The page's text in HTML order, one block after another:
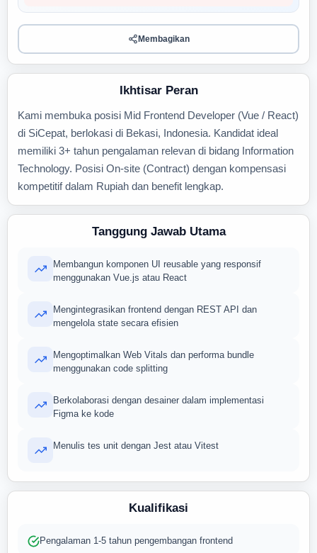
Membagikan
Ikhtisar Peran
Kami membuka posisi Mid Frontend Developer (Vue / React)
di SiCepat, berlokasi di Bekasi, Indonesia. Kandidat ideal
memiliki 3+ tahun pengalaman relevan di bidang Information
Technology. Posisi On-site (Contract) dengan kompensasi
kompetitif dalam Rupiah dan benefit lengkap.
Tanggung Jawab Utama
Membangun komponen UI reusable yang responsif
menggunakan Vue.js atau React
Mengintegrasikan frontend dengan REST API dan
mengelola state secara efisien
Mengoptimalkan Web Vitals dan performa bundle
menggunakan code splitting
Berkolaborasi dengan desainer dalam implementasi
Figma ke kode
Menulis tes unit dengan Jest atau Vitest
Kualifikasi
Pengalaman 1-5 tahun pengembangan frontend